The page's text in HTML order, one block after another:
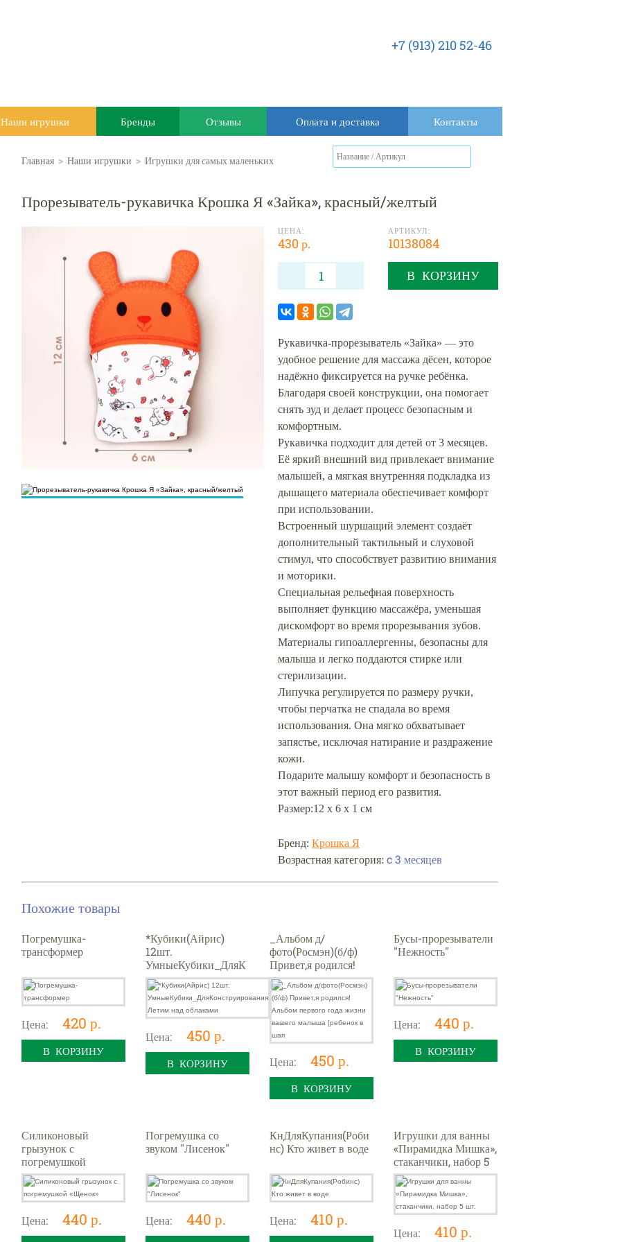
+7 (913) 210 52-46
Наши игрушки Бренды Отзывы Оплата и доставка Контакты
Главная > Наши игрушки > Игрушки для самых маленьких
Прорезыватель-рукавичка Крошка Я «Зайка», красный/желтый
ЦЕНА:
430 р.
АРТИКУЛ:
10138084
В КОРЗИНУ
Рукавичка-прорезыватель «Зайка» — это
удобное решение для массажа дёсен, которое
надёжно фиксируется на ручке ребёнка.
Благодаря своей конструкции, она помогает
снять зуд и делает процесс безопасным и
комфортным.
Рукавичка подходит для детей от 3 месяцев.
Её яркий внешний вид привлекает внимание
малышей, а мягкая внутренняя подкладка из
дышащего материала обеспечивает комфорт
при использовании.
Встроенный шуршащий элемент создаёт
дополнительный тактильный и слуховой
стимул, что способствует развитию внимания
и моторики.
Специальная рельефная поверхность
выполняет функцию массажёра, уменьшая
дискомфорт во время прорезывания зубов.
Материалы гипоаллергенны, безопасны для
малыша и легко поддаются стирке или
стерилизации.
Липучка регулируется по размеру ручки,
чтобы перчатка не спадала во время
использования. Она мягко обхватывает
запястье, исключая натирание и раздражение
кожи.
Подарите малышу комфорт и безопасность в
этот важный период его развития.
Размер:12 х 6 х 1 см
Бренд: Крошка Я
Возрастная категория: c 3 месяцев
Похожие товары
Погремушка-
трансформер
Цена: 420 р.
В КОРЗИНУ
*Кубики(Айрис)
12шт.
УмныеКубики_ДляК
онструирования
Летим над облаками
Цена: 450 р.
В КОРЗИНУ
_Альбом д/
фото(Росмэн)(б/ф)
Привет,я родился!
Альбом первого года
жизни вашего
малыша [ребенок в
шап
Цена: 450 р.
В КОРЗИНУ
Бусы-прорезыватели
"Нежность"
Цена: 440 р.
В КОРЗИНУ
Силиконовый
грызунок с
погремушкой
«Щенок»
Цена: 440 р.
Погремушка со
звуком "Лисенок"
Цена: 440 р.
КнДляКупания(Роби
нс) Кто живет в воде
Цена: 410 р.
Игрушки для ванны
«Пирамидка Мишка»,
стаканчики, набор 5
шт.
Цена: 410 р.